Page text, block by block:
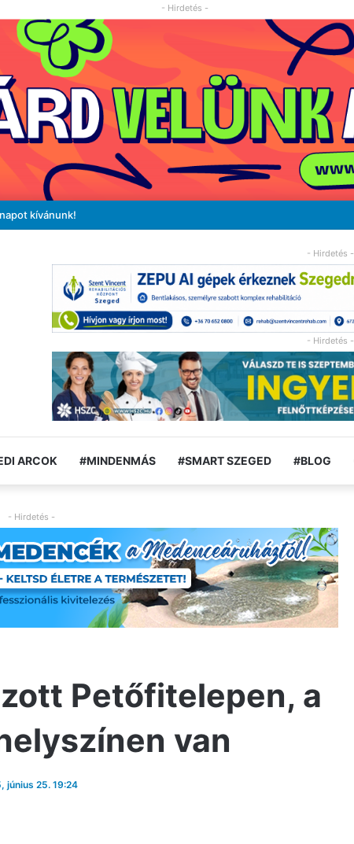
- Hirdetés -
kívánunk!
- Hirdetés -
- Hirdetés -
ARCOK #MINDENMÁS #SMART SZEGED #BLOG
- Hirdetés -
Petőfitelepen, a
van
június 25. 19:24